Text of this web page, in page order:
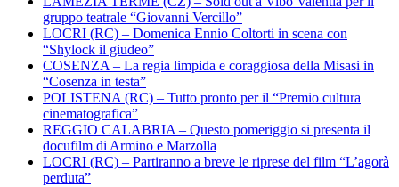
gruppo teatrale “Giovanni Vercillo”
LOCRI (RC) – Domenica Ennio Coltorti in scena con
“Shylock il giudeo”
COSENZA – La regia limpida e coraggiosa della Misasi in
“Cosenza in testa”
POLISTENA (RC) – Tutto pronto per il “Premio cultura
cinematografica”
REGGIO CALABRIA – Questo pomeriggio si presenta il
docufilm di Armino e Marzolla
LOCRI (RC) – Partiranno a breve le riprese del film “L’agorà
perduta”